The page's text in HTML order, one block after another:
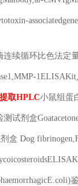
连续循环比色法定
1ELISAKit
取HPLC小鼠组蛋
测试剂盒
盒 Dog